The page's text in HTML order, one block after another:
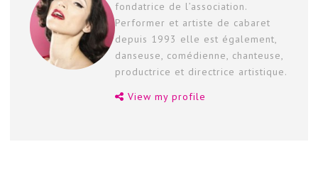
fondatrice de l’association.
Performer et artiste de cabaret
depuis 1993 elle est également,
danseuse, comédienne, chanteuse,
productrice et directrice artistique.
View my profile